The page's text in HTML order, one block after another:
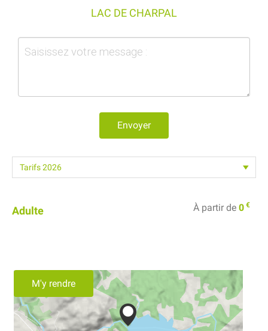
LAC DE CHARPAL
Envoyer
Adulte À partir de 0 €
M'y rendre